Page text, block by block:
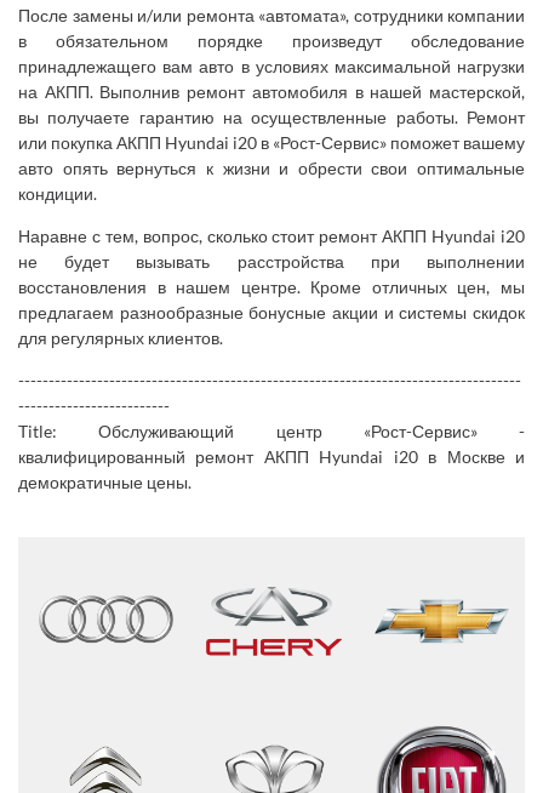
После замены и/или ремонта «автомата», сотрудники компании
в обязательном порядке произведут обследование
принадлежащего вам авто в условиях максимальной нагрузки
на АКПП. Выполнив ремонт автомобиля в нашей мастерской,
вы получаете гарантию на осуществленные работы. Ремонт
или покупка АКПП Hyundai i20 в «Рост-Сервис» поможет вашему
авто опять вернуться к жизни и обрести свои оптимальные
кондиции.
Наравне с тем, вопрос, сколько стоит ремонт АКПП Hyundai i20
не будет вызывать расстройства при выполнении
восстановления в нашем центре. Кроме отличных цен, мы
предлагаем разнообразные бонусные акции и системы скидок
для регулярных клиентов.
-----------------------------------------------------------------------------------
-------------------------
Title: Обслуживающий центр «Рост-Сервис» -
квалифицированный ремонт АКПП Hyundai i20 в Москве и
демократичные цены.